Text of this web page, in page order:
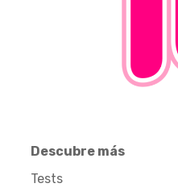
Descubre más
Tests